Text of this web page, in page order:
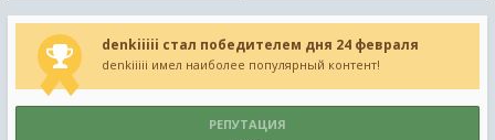
denkiiiii стал победителем дня 24 февраля
denkiiiii имел наиболее популярный контент!
РЕПУТАЦИЯ